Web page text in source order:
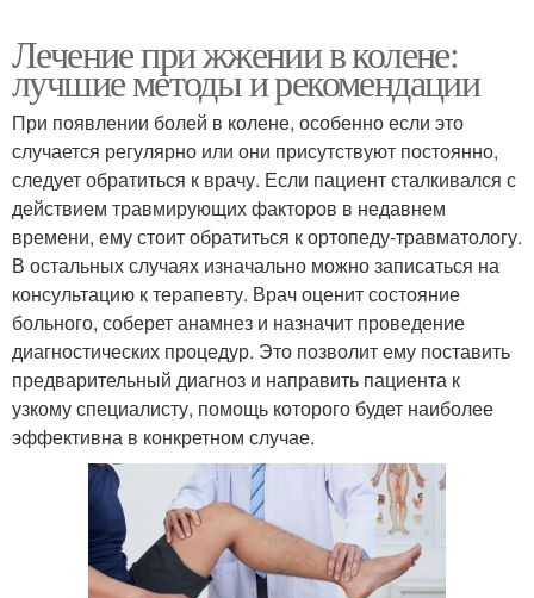
Лечение при жжении в колене:
лучшие методы и рекомендации
При появлении болей в колене, особенно если это
случается регулярно или они присутствуют постоянно,
следует обратиться к врачу. Если пациент сталкивался с
действием травмирующих факторов в недавнем
времени, ему стоит обратиться к ортопеду-травматологу.
В остальных случаях изначально можно записаться на
консультацию к терапевту. Врач оценит состояние
больного, соберет анамнез и назначит проведение
диагностических процедур. Это позволит ему поставить
предварительный диагноз и направить пациента к
узкому специалисту, помощь которого будет наиболее
эффективна в конкретном случае.